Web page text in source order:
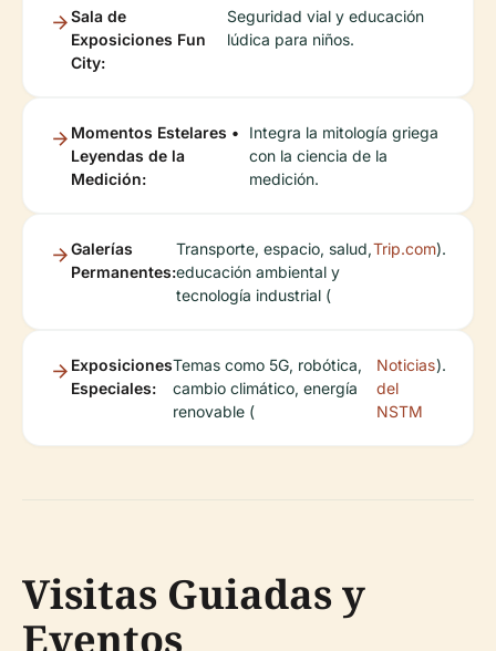
Sala de
Exposiciones Fun
City:
Seguridad vial y educación
lúdica para niños.
Momentos Estelares •
Leyendas de la
Medición:
Integra la mitología griega
con la ciencia de la
medición.
Galerías
Permanentes:
Transporte, espacio, salud,
educación ambiental y
tecnología industrial (
Trip.com).
Exposiciones
Especiales:
Temas como 5G, robótica,
cambio climático, energía
renovable (
Noticias
del
NSTM
).
Visitas Guiadas y
Eventos